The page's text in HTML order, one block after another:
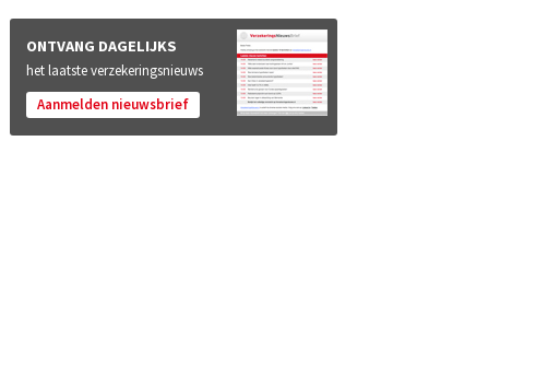
ONTVANG DAGELIJKS
het laatste verzekeringsnieuws
Aanmelden nieuwsbrief